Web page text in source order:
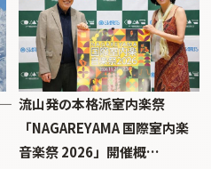
流山発の本格派室内楽祭
「NAGAREYAMA 国際室内楽
音楽祭 2026」開催概…